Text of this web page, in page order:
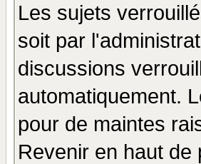
Les sujets
soit par
discussions
automatiquement.
pour de maintes
Revenir en haut de